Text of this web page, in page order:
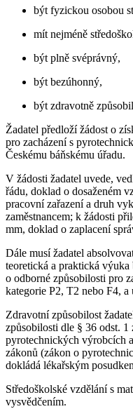
být fyzickou osobou
mít nejméně
být plně svéprávný,
být bezúhonný,
být zdravotně
Žadatel předloží žádost o
pro zacházení s
Českému báňskému úřadu.
V žádosti žadatel uvede,
řádu, doklad o dosaženém
pracovní zařazení a druh
zaměstnancem; k žádosti
mm, doklad o zaplacení
Dále musí žadatel
teoretická a praktická
o odborné způsobilosti pro
kategorie P2, T2 nebo F4, a
Zdravotní způsobilost
způsobilosti dle § 36 odst.
pyrotechnických výrobcích
zákonů (zákon o
dokládá lékařským
Středoškolské vzdělání s
vysvědčením.